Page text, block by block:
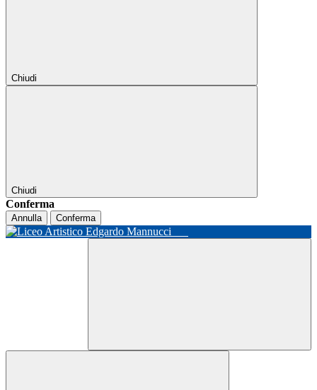
Chiudi
Chiudi
Conferma
Annulla Conferma